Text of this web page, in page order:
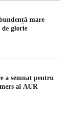
mare
glorie
a semnat pentru
al AUR